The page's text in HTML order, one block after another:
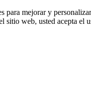
para mejorar y
web, usted acepta el